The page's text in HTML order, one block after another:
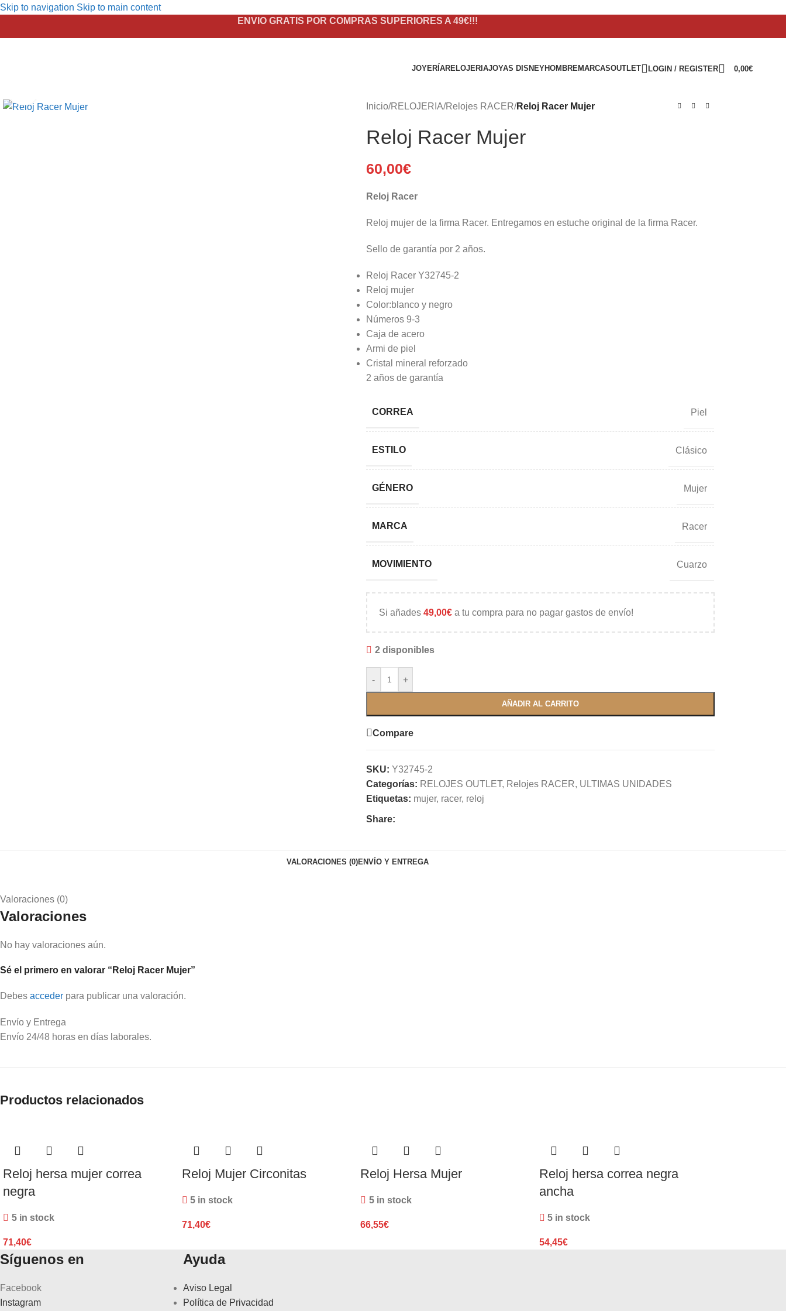
Skip to navigation Skip to main content
ENVIO GRATIS POR COMPRAS SUPERIORES A 49€!!!
JOYERÍARELOJERIAJOYAS DISNEYHOMBREMARCASOUTLET LOGIN / REGISTER 0,00€
Inicio/RELOJERIA/Relojes RACER/Reloj Racer Mujer
Reloj Racer Mujer
60,00€
Reloj Racer
Reloj mujer de la firma Racer. Entregamos en estuche original de la firma Racer.
Sello de garantía por 2 años.
Reloj Racer Y32745-2
Reloj mujer
Color:blanco y negro
Números 9-3
Caja de acero
Armi de piel
Cristal mineral reforzado
2 años de garantía
CORREA Piel
ESTILO Clásico
GÉNERO Mujer
MARCA Racer
MOVIMIENTO Cuarzo
Si añades 49,00€a tu compra para no pagar gastos de envío!
2 disponibles
- +
AÑADIR AL CARRITO
Compare
SKU: Y32745-2
Categorías: RELOJES OUTLET, Relojes RACER, ULTIMAS UNIDADES
Etiquetas: mujer, racer, reloj
Share:
VALORACIONES (0)ENVÍO Y ENTREGA
Valoraciones (0)
Valoraciones
No hay valoraciones aún.
Sé el primero en valorar “Reloj Racer Mujer”
Debes acceder para publicar una valoración.
Envío y Entrega
Envío 24/48 horas en días laborales.
Productos relacionados
Reloj hersa mujer correa
negra
5 in stock
71,40€
Reloj Mujer Circonitas
5 in stock
71,40€
Reloj Hersa Mujer
5 in stock
66,55€
Reloj hersa correa negra
ancha
5 in stock
54,45€
Síguenos en
Facebook
Instagram
Ayuda
Aviso Legal
Política de Privacidad